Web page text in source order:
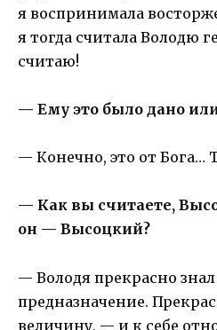
я воспринимала
я тогда считала Володю
считаю!
— Ему это было дано
— Конечно, это от Бога…
— Как вы считаете,
он — Высоцкий?
— Володя прекрасно знал
предназначение.
величину, — и к себе